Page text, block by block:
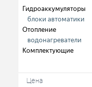
Гидроаккумуляторы
блоки автоматики
Отопление
водонагреватели
Комплектующие
Цена